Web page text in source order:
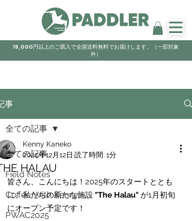
15,000円以上のご購入で全国送料無料でお届けします。（一部対象
外）
事
全ての記事
Field Notes
Coffee With Kenny
PWAC2025
全ての記事
HALAU
Kenny Kaneko
2024年12月12日 読了時間: 1分
皆さん、こんにちは！2025年のスタートととも
に、私たちの新たな施設 "The Halau" が1月初旬
にオープン予定です！